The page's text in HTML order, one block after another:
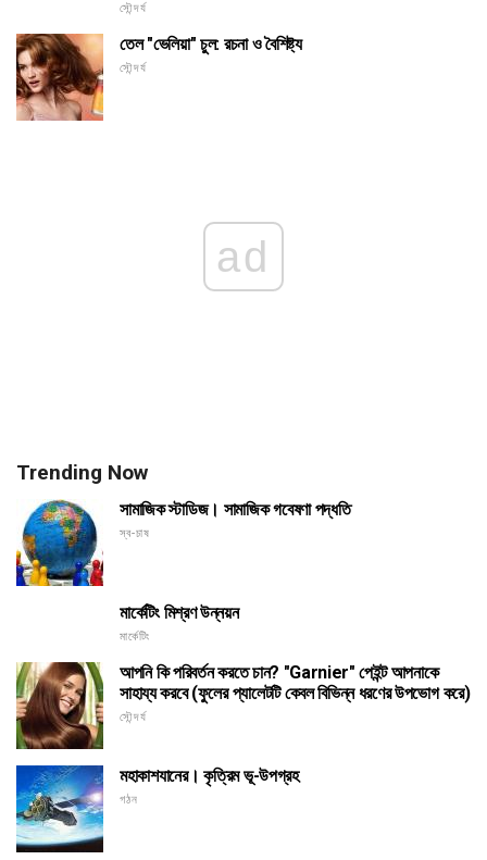
সৌন্দর্য
তেল "ভেলিয়া" চুল: রচনা ও বৈশিষ্ট্য
সৌন্দর্য
ad
Trending Now
সামাজিক স্টাডিজ। সামাজিক গবেষণা পদ্ধতি
স্ব-চাষ
মার্কেটিং মিশ্রণ উন্নয়ন
মার্কেটিং
আপনি কি পরিবর্তন করতে চান? "Garnier" পেইন্ট আপনাকে
সাহায্য করবে (ফুলের প্যালেটটি কেবল বিভিন্ন ধরণের উপভোগ করে)
সৌন্দর্য
মহাকাশযানের। কৃত্রিম ভূ-উপগ্রহ
গঠন